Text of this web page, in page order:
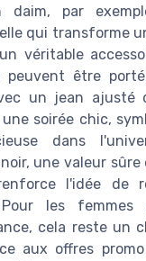
daim, par
qui transforme
véritable
peuvent être
un jean ajusté
soirée chic,
dans
une valeur sûre
l'idée de
Pour les femmes
cela reste un
aux offres